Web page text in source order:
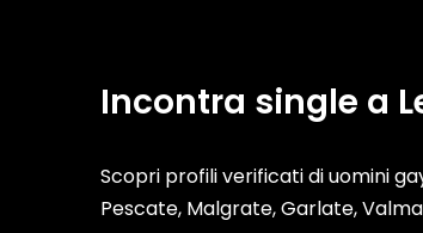
Incontra single a
Scopri profili verificati di uomini
Pescate, Malgrate, Garlate,